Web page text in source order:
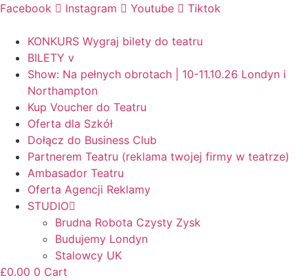
Facebook Instagram Youtube Tiktok
KONKURS Wygraj bilety do teatru
BILETY v
Show: Na pełnych obrotach | 10-11.10.26 Londyn i
Northampton
Kup Voucher do Teatru
Oferta dla Szkół
Dołącz do Business Club
Partnerem Teatru (reklama twojej firmy w teatrze)
Ambasador Teatru
Oferta Agencji Reklamy
STUDIO
Brudna Robota Czysty Zysk
Budujemy Londyn
Stalowcy UK
£0.00 0 Cart